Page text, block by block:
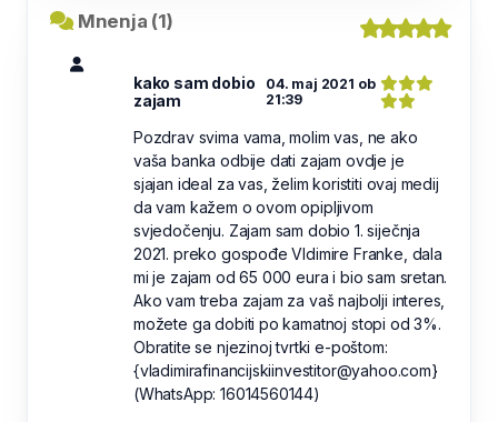
Mnenja (1)
kako sam dobio
zajam
04. maj 2021 ob
21:39
Pozdrav svima vama, molim vas, ne ako
vaša banka odbije dati zajam ovdje je
sjajan ideal za vas, želim koristiti ovaj medij
da vam kažem o ovom opipljivom
svjedočenju. Zajam sam dobio 1. siječnja
2021. preko gospođe Vldimire Franke, dala
mi je zajam od 65 000 eura i bio sam sretan.
Ako vam treba zajam za vaš najbolji interes,
možete ga dobiti po kamatnoj stopi od 3%.
Obratite se njezinoj tvrtki e-poštom:
{vladimirafinancijskiinvestitor@yahoo.com}
(WhatsApp: 16014560144)